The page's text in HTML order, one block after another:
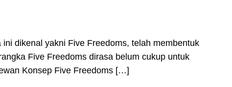
dikenal yakni Five Freedoms, telah membentuk
Five Freedoms dirasa belum cukup untuk
Konsep Five Freedoms […]